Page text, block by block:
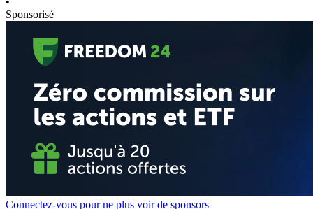
Sponsorisé
Connectez-vous pour ne plus voir de sponsors